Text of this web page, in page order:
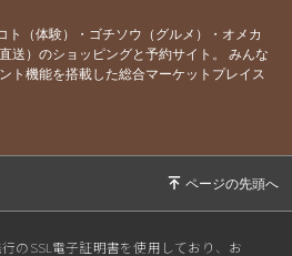
』
ト（体験）・ゴチソウ（グルメ）・オメカ
送）のショッピングと予約サイト。
みんな
ト機能を搭載した総合マーケットプレイス
のSSL電子証明書を使用しており、お